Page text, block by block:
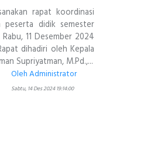
rapat koordinasi
peserta didik semester
11 Desember 2024
dihadiri oleh Kepala
Supriyatman, M.Pd.,...
Oleh Administrator
Sabtu, 14 Des 2024 19:14:00